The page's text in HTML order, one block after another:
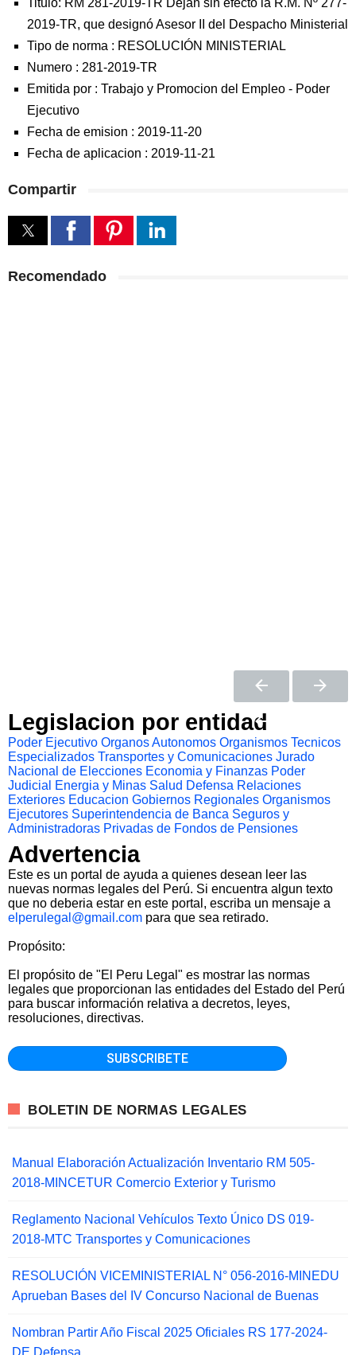
Titulo: RM 281-2019-TR Dejan sin efecto la R.M. Nº 277-
2019-TR, que designó Asesor II del Despacho Ministerial
Tipo de norma : RESOLUCIÓN MINISTERIAL
Numero : 281-2019-TR
Emitida por : Trabajo y Promocion del Empleo - Poder
Ejecutivo
Fecha de emision : 2019-11-20
Fecha de aplicacion : 2019-11-21
Compartir
Recomendado
Legislacion por entidad
Poder Ejecutivo Organos Autonomos Organismos Tecnicos
Especializados Transportes y Comunicaciones Jurado
Nacional de Elecciones Economia y Finanzas Poder
Judicial
Energia y Minas Salud Defensa Relaciones
Exteriores Educacion Gobiernos Regionales Organismos
Ejecutores Superintendencia de Banca Seguros y
Administradoras Privadas de Fondos de Pensiones
Advertencia
Este es un portal de ayuda a quienes desean leer las
nuevas normas legales del Perú. Si encuentra algun texto
que no deberia estar en este portal, escriba un mensaje a
elperulegal@gmail.com para que sea retirado.
Propósito:
El propósito de "El Peru Legal" es mostrar las normas
legales que proporcionan las entidades del Estado del Perú
para buscar información relativa a decretos, leyes,
resoluciones, directivas.
BOLETIN DE NORMAS LEGALES
Manual Elaboración Actualización Inventario RM 505-
2018-MINCETUR Comercio Exterior y Turismo
Reglamento Nacional Vehículos Texto Único DS 019-
2018-MTC Transportes y Comunicaciones
RESOLUCIÓN VICEMINISTERIAL N° 056-2016-MINEDU
Aprueban Bases del IV Concurso Nacional de Buenas
Nombran Partir Año Fiscal 2025 Oficiales RS 177-2024-
DE Defensa